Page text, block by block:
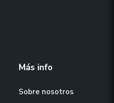
Más info
Sobre nosotros